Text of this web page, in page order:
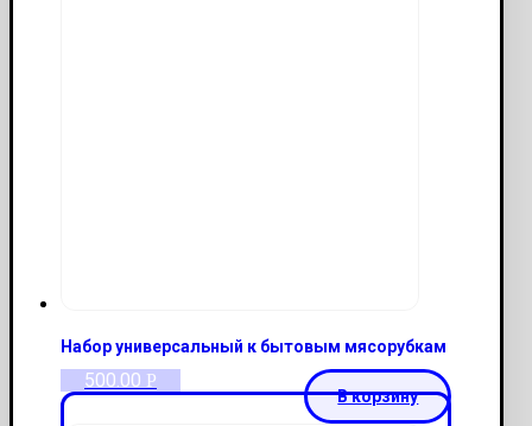
Набор универсальный к бытовым мясорубкам
500.00 Р
В корзину